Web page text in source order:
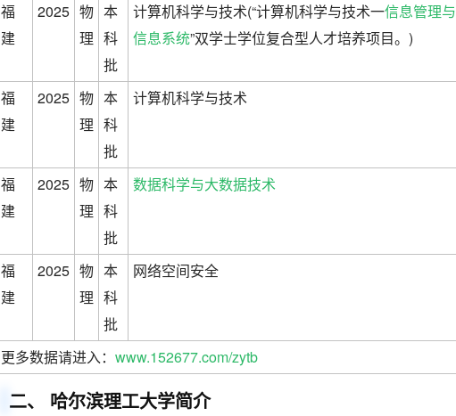
福
建
2025 物
理
本
科
批
计算机科学与技术(“计算机科学与技术一信息管理与
信息系统”双学士学位复合型人才培养项目。)
福
建
2025 物
理
本
科
批
计算机科学与技术
福
建
2025 物
理
本
科
批
数据科学与大数据技术
福
建
2025 物
理
本
科
批
网络空间安全
更多数据请进入： www.152677.com/zytb
二、 哈尔滨理工大学简介